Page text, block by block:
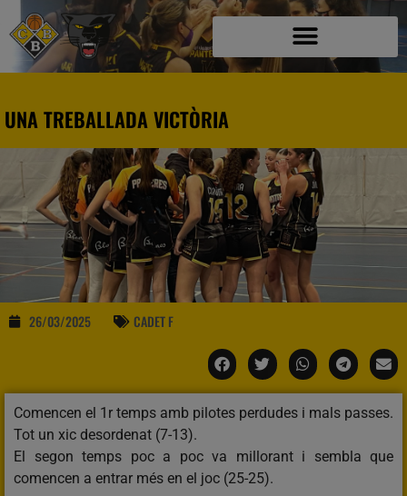
UNA TREBALLADA VICTÒRIA
26/03/2025 CADET F
Comencen el 1r temps amb pilotes perdudes i mals passes.
Tot un xic desordenat (7-13).
El segon temps poc a poc va millorant i sembla que
comencen a entrar més en el joc (25-25).